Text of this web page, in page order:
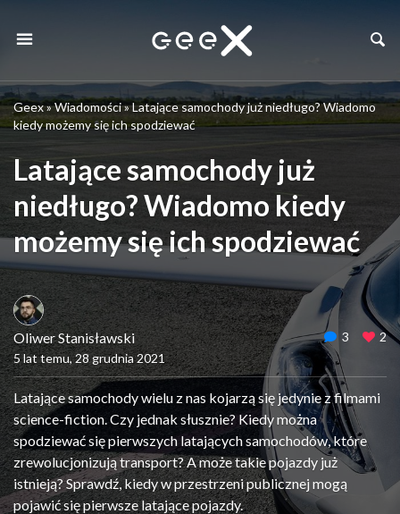
Geex»Wiadomości»Latające samochody już niedługo? Wiadomo
kiedy możemy się ich spodziewać
Latające samochody już
niedługo? Wiadomo kiedy
możemy się ich spodziewać
Oliwer Stanisławski
5 lat temu, 28 grudnia 2021
3 2
Latające samochody wielu z nas kojarzą się jedynie z filmami
science-fiction. Czy jednak słusznie? Kiedy można
spodziewać się pierwszych latających samochodów, które
zrewolucjonizują transport? A może takie pojazdy już
istnieją? Sprawdź, kiedy w przestrzeni publicznej mogą
pojawić się pierwsze latające pojazdy.